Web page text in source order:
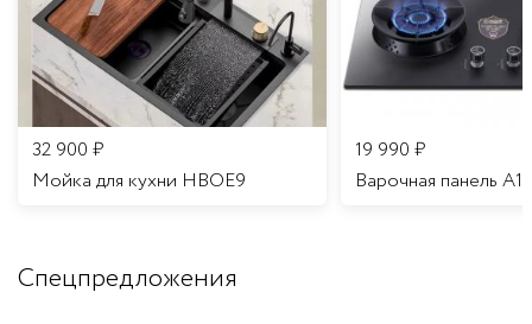
32 900 ₽
Мойка для кухни HBOE9
19 990 ₽
Варочная панель A16
Спецпредложения